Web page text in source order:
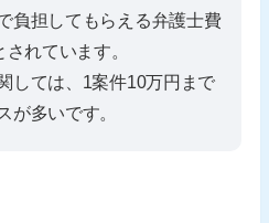
負担してもらえる弁護士費
されています。
しては、1案件10万円まで
が多いです。